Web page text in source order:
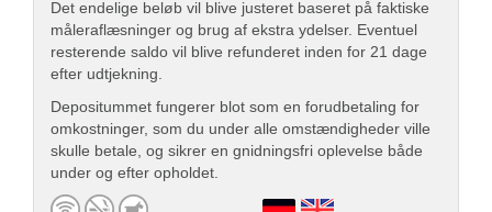
Det endelige beløb vil blive justeret baseret på faktiske
måleraflæsninger og brug af ekstra ydelser. Eventuel
resterende saldo vil blive refunderet inden for 21 dage
efter udtjekning.
Depositummet fungerer blot som en forudbetaling for
omkostninger, som du under alle omstændigheder ville
skulle betale, og sikrer en gnidningsfri oplevelse både
under og efter opholdet.